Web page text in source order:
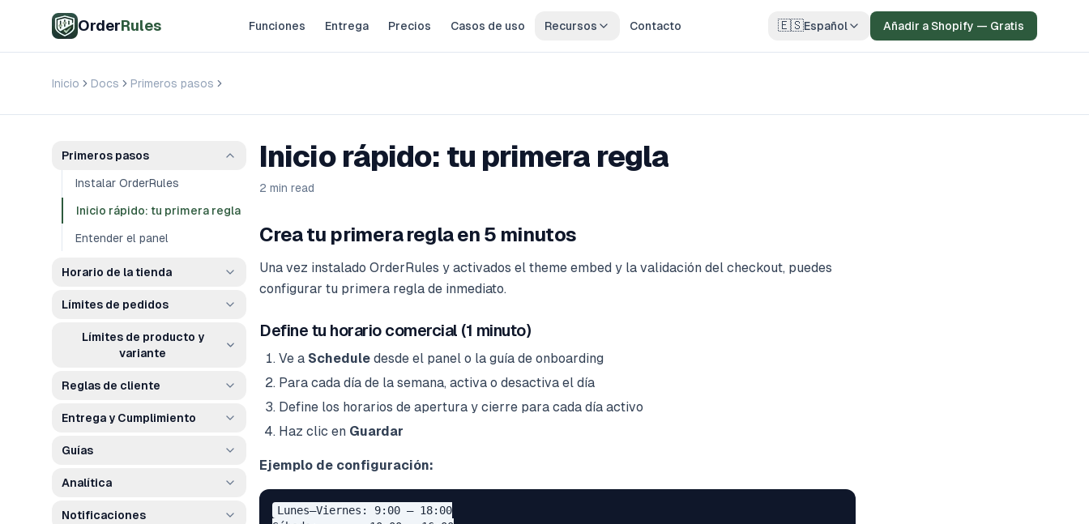
OrderRules Funciones Entrega Precios Casos de uso Recursos Contacto 🇪🇸Español Añadir a Shopify — Gratis
Inicio Docs Primeros pasos
Primeros pasos
Instalar OrderRules
Inicio rápido: tu primera regla
Entender el panel
Horario de la tienda
Límites de pedidos
Límites de producto y
variante
Reglas de cliente
Entrega y Cumplimiento
Guías
Analítica
Notificaciones
Inicio rápido: tu primera regla
2 min read
Crea tu primera regla en 5 minutos
Una vez instalado OrderRules y activados el theme embed y la validación del checkout, puedes
configurar tu primera regla de inmediato.
Define tu horario comercial (1 minuto)
Ve a Schedule desde el panel o la guía de onboarding
Para cada día de la semana, activa o desactiva el día
Define los horarios de apertura y cierre para cada día activo
Haz clic en Guardar
Ejemplo de configuración:
Lunes–Viernes: 9:00 – 18:00